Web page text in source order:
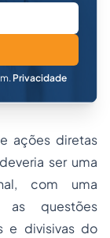
Privacidade
ações diretas
ser uma
com uma
as questões
e divisivas do